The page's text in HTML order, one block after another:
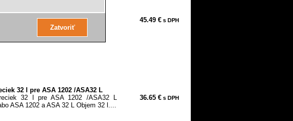
50 l pre ASR/SHR 2050 M
2050 M Jednotka balenia 5
45.49 € s DPH
32 l pre ASA 1202 /ASA32 L
32 l pre ASA 1202 /ASA32 L
ASA 1202 a ASA 32 L Objem 32 l....
36.65 € s DPH